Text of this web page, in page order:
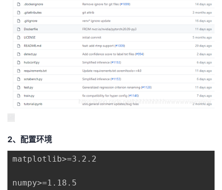
2、配置环境
matplotlib>=3.2.2
numpy>=1.18.5